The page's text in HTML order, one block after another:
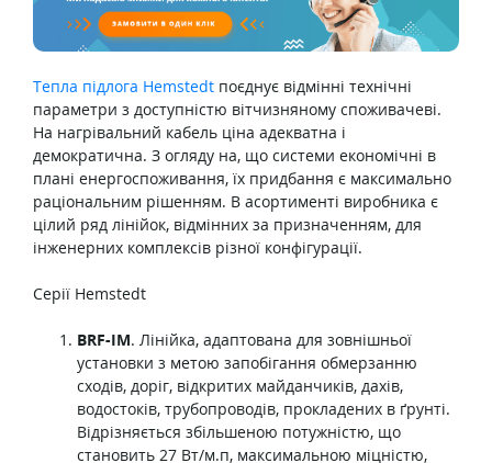
Тепла підлога Hemstedt поєднує відмінні технічні
параметри з доступністю вітчизняному споживачеві.
На нагрівальний кабель ціна адекватна і
демократична. З огляду на, що системи економічні в
плані енергоспоживання, їх придбання є максимально
раціональним рішенням. В асортименті виробника є
цілий ряд лінійок, відмінних за призначенням, для
інженерних комплексів різної конфігурації.
Серії Hemstedt
BRF-IM. Лінійка, адаптована для зовнішньої
установки з метою запобігання обмерзанню
сходів, доріг, відкритих майданчиків, дахів,
водостоків, трубопроводів, прокладених в ґрунті.
Відрізняється збільшеною потужністю, що
становить 27 Вт/м.п, максимальною міцністю,